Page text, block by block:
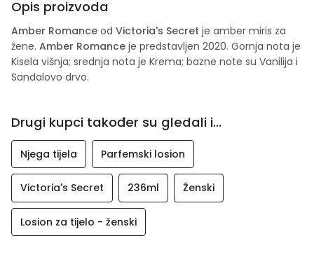
Opis proizvoda
Amber Romance od Victoria's Secret je amber miris za
žene. Amber Romance je predstavljen 2020. Gornja nota je
Kisela višnja; srednja nota je Krema; bazne note su Vanilija i
Sandalovo drvo.
Drugi kupci također su gledali i...
Njega tijela Parfemski losion
Victoria's Secret 236ml Ženski
Losion za tijelo - ženski